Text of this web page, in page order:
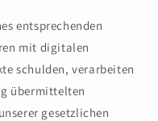
entsprechenden
mit digitalen
schulden, verarbeiten
übermittelten
gesetzlichen